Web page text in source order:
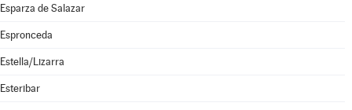
Esparza de Salazar
Espronceda
Estella/Lizarra
Esteribar